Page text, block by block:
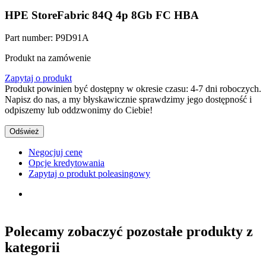
HPE StoreFabric 84Q 4p 8Gb FC HBA
Part number: P9D91A
Produkt na zamówenie
Zapytaj o produkt
Produkt powinien być dostępny w okresie czasu: 4-7 dni roboczych.
Napisz do nas, a my błyskawicznie sprawdzimy jego dostępność i
odpiszemy lub oddzwonimy do Ciebie!
Negocjuj cenę
Opcje kredytowania
Zapytaj o produkt poleasingowy
Polecamy zobaczyć pozostałe produkty z
kategorii